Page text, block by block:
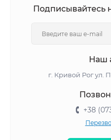
Подписывайтесь
Наш
г. Кривой Рог ул.
+38